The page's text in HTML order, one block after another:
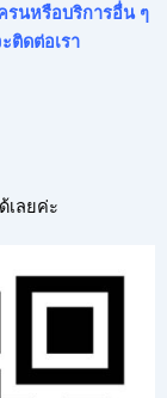
รนหรือบริการอื่น ๆ
ติดต่อเรา
เลยค่ะ